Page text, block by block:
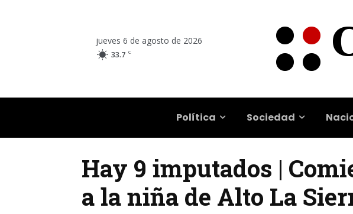
jueves 6 de agosto de 2026
33.7 C
Política Sociedad
Hay 9 imputados |
a la niña de Alto La